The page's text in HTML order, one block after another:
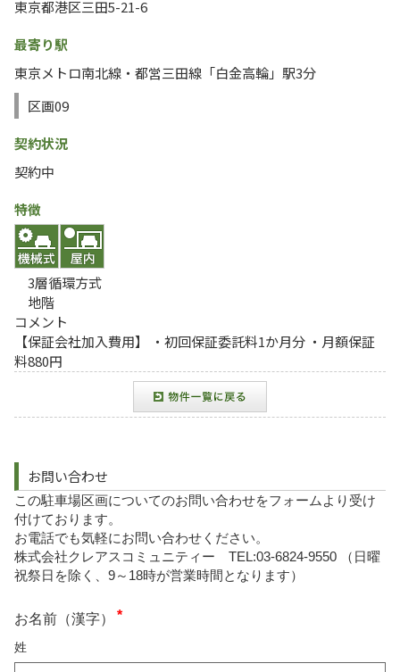
東京都港区三田5-21-6
最寄り駅
東京メトロ南北線・都営三田線「白金高輪」駅3分
区画09
契約状況
契約中
特徴
3層循環方式
地階
コメント
【保証会社加入費用】 ・初回保証委託料1か月分 ・月額保証
料880円
お問い合わせ